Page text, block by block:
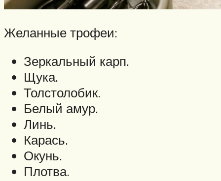
Желанные трофеи:
Зеркальный карп.
Щука.
Толстолобик.
Белый амур.
Линь.
Карась.
Окунь.
Плотва.